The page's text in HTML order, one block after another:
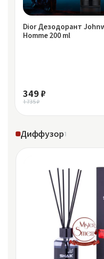
Dior Дезодорант
Homme 200 ml
349 ₽
1 735 ₽
Диффузор1